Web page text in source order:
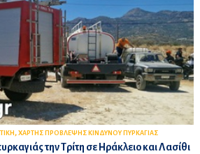
, ΧΑΡΤΗΣ ΠΡΟΒΛΕΨΗΣ ΚΙΝΔΥΝΟΥ ΠΥΡΚΑΓΙΑΣ
την Τρίτη σε Ηράκλειο και Λασίθι